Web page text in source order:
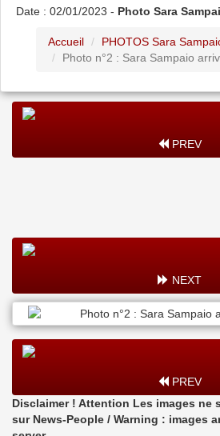
Date : 02/01/2023 - Photo Sara
Accueil
PHOTOS Sara
Photo n°2 : Sara Sampaio
PREV
NEXT
PREV
Disclaimer ! Attention Les images ne
sur News-People / Warning : images